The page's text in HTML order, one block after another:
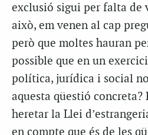
exclusió sigui per falta de
això, em venen al cap
però que moltes hauran
possible que en un
política, jurídica i social
aquesta qüestió concreta?
heretar la Llei
en compte que és de les